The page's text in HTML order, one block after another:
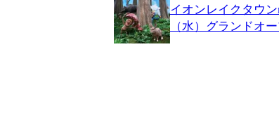
イオンレイクタウ
（水）グランドオ